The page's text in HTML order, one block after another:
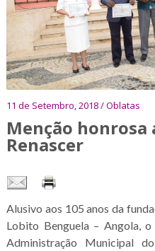
11 de Setembro, 2018 / Oblatas
Menção honrosa
Renascer
Alusivo aos 105 anos da
Lobito Benguela – Angola,
Administração Municipal